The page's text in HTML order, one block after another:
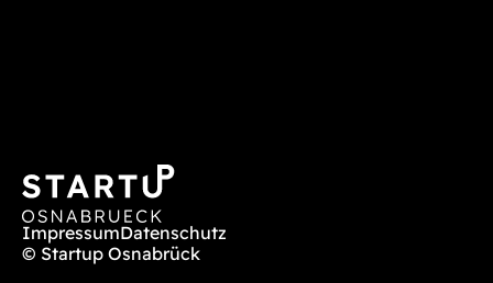
ImpressumDatenschutz
© Startup Osnabrück